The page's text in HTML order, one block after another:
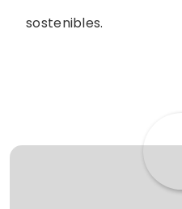
sostenibles.